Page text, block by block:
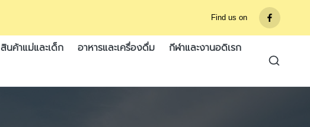
Find us on
รายการ
เมนู
สินค้าแม่และเด็ก อาหารและเครื่องดื่ม
กีฬาและงานอดิเรก